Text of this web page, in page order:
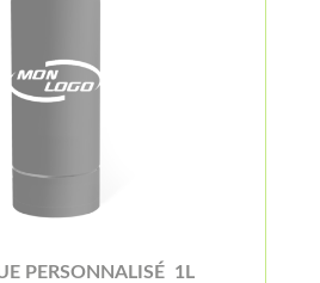
PERSONNALISÉ 1L